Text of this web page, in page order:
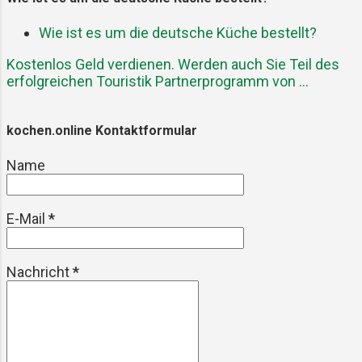
weiterentwickelt und ist heute ein
fester Bestandteil der
ecuadorianischen Gastronomie. Es
spiegelt nicht nur die kulinarische
auch die Verbindung zwischen
Zutaten aus den fruchtbaren Böden
der Anden stammen. Die
Locro de Papa sind natürlich die ...
Wie ist es um die deutsche Küche bestellt?
Kostenlos Geld verdienen. Werden auch Sie Teil des
erfolgreichen Touristik Partnerprogramm von ...
kochen.online Kontaktformular
Name
E-Mail *
Nachricht*